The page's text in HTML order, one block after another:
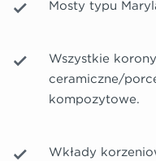
Mosty typu
Wszystkie
ceramiczne/
kompozytowe.
Wkłady